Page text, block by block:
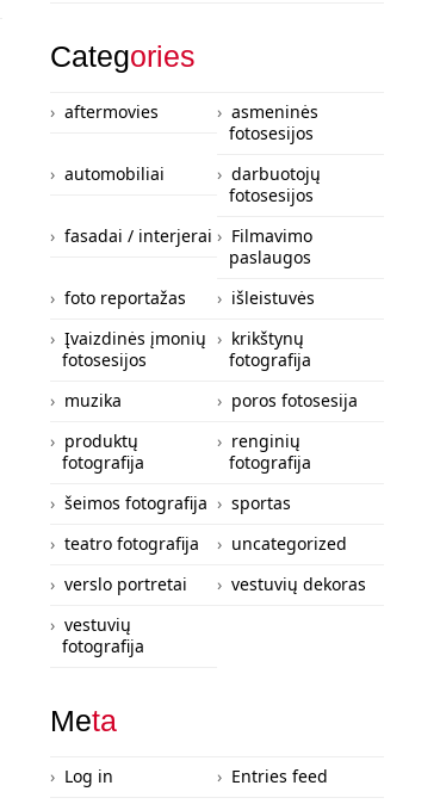
Categories
aftermovies
asmeninės
fotosesijos
automobiliai
darbuotojų
fotosesijos
fasadai / interjerai
Filmavimo
paslaugos
foto reportažas
išleistuvės
Įvaizdinės įmonių
fotosesijos
krikštynų
fotografija
muzika
poros fotosesija
produktų
fotografija
renginių
fotografija
šeimos fotografija
sportas
teatro fotografija
uncategorized
verslo portretai
vestuvių dekoras
vestuvių
fotografija
Meta
Log in Entries feed